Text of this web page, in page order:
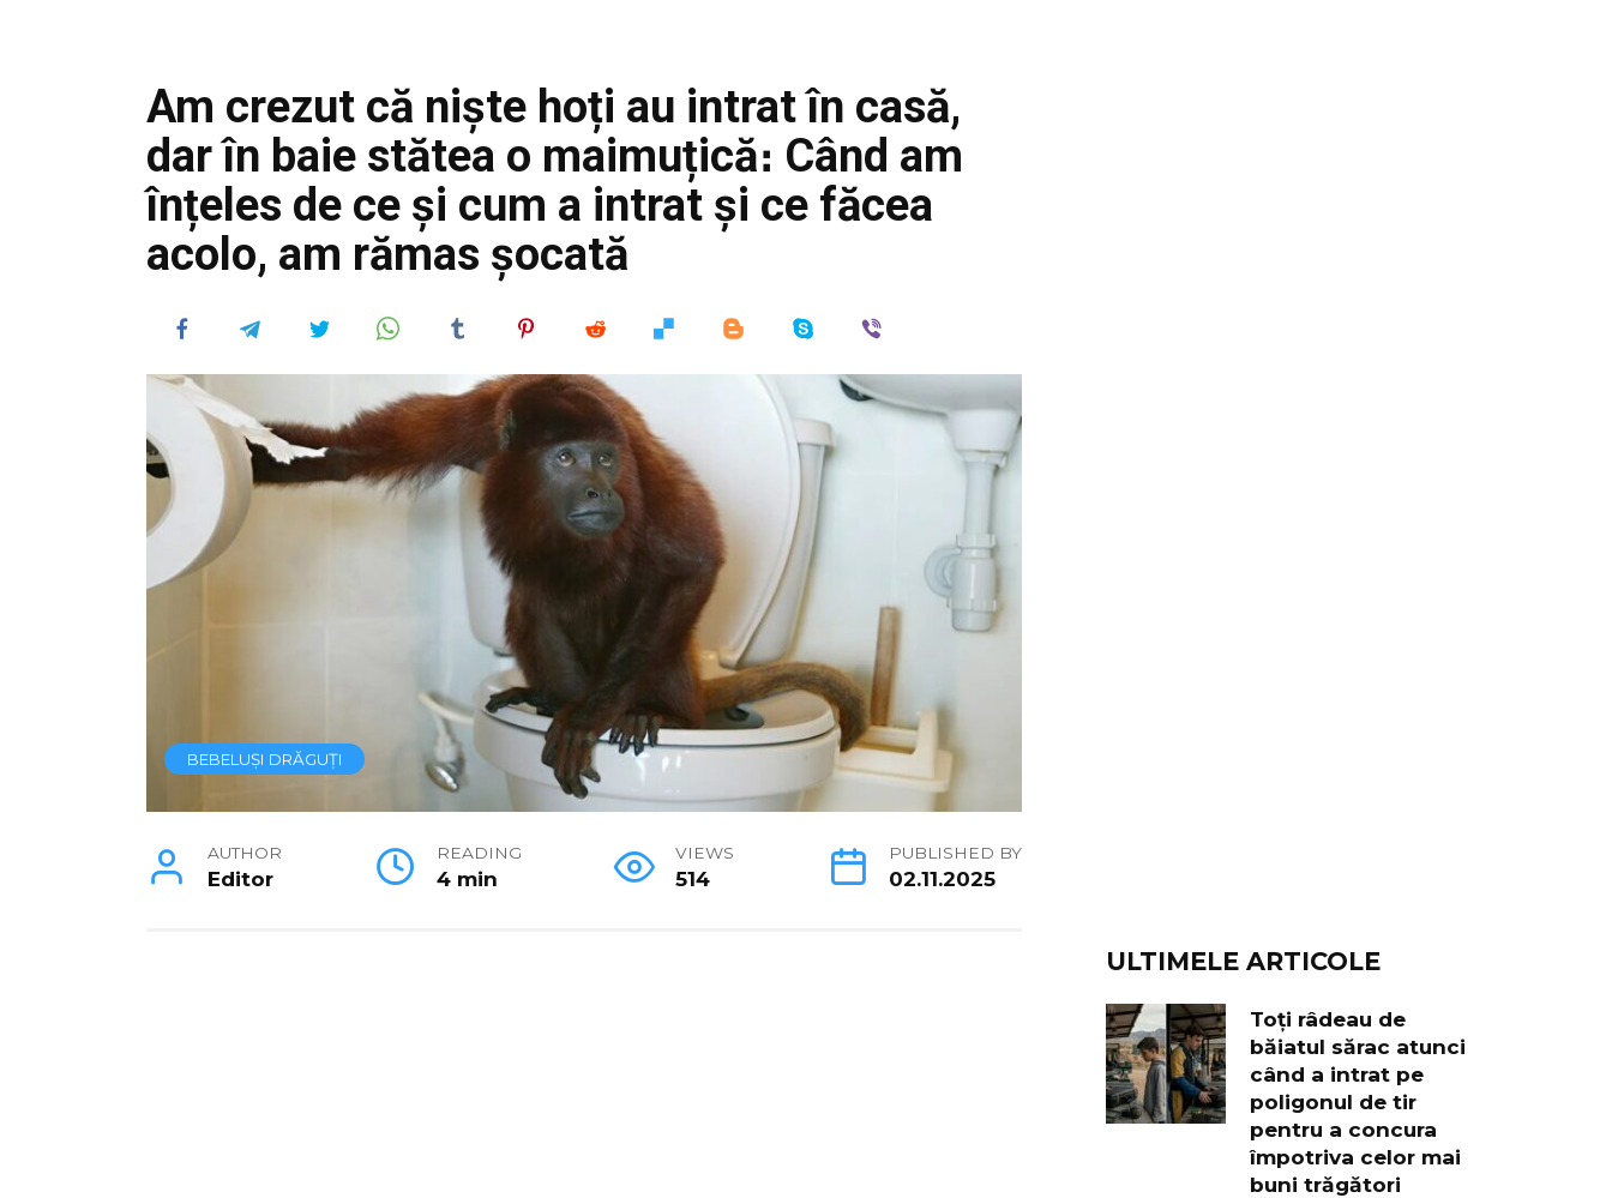
Am crezut că niște hoți au intrat în casă,
dar în baie stătea o maimuțică։ Când am
înțeles de ce și cum a intrat și ce făcea
acolo, am rămas șocată
BEBELUȘI DRĂGUȚI
AUTHOR
Editor
READING
4 min
VIEWS
514
PUBLISHED BY
02.11.2025
ULTIMELE ARTICOLE
Toți râdeau de
băiatul sărac atunci
când a intrat pe
poligonul de tir
pentru a concura
împotriva celor mai
buni trăgători